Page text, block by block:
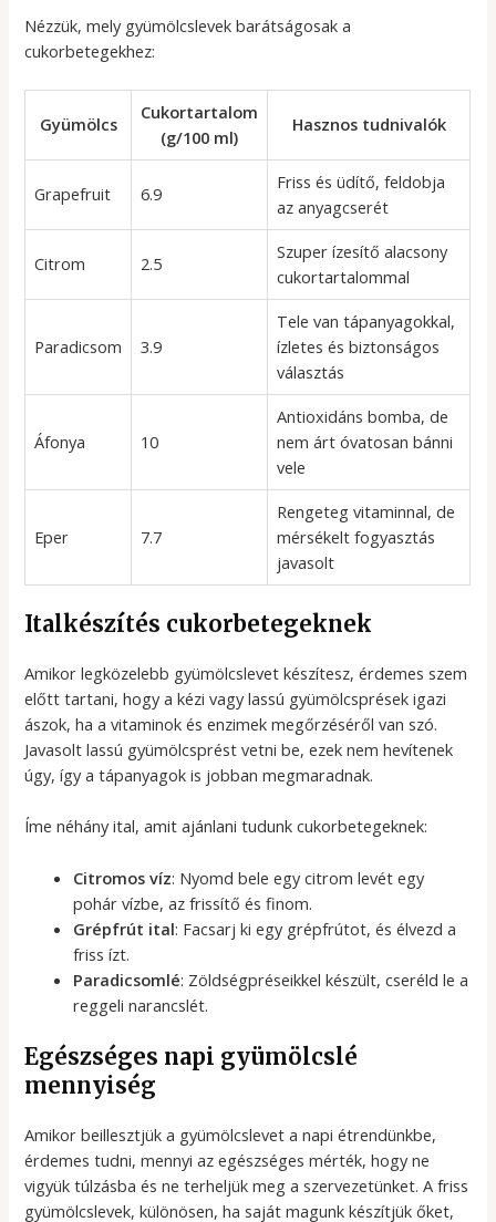
Nézzük, mely gyümölcslevek barátságosak a
cukorbetegekhez:
Gyümölcs
Cukortartalom
(g/100 ml)
Hasznos tudnivalók
Grapefruit 6.9
Friss és üdítő, feldobja
az anyagcserét
Citrom 2.5
Szuper ízesítő alacsony
cukortartalommal
Paradicsom 3.9
Tele van tápanyagokkal,
ízletes és biztonságos
választás
Áfonya 10
Antioxidáns bomba, de
nem árt óvatosan bánni
vele
Eper 7.7
Rengeteg vitaminnal, de
mérsékelt fogyasztás
javasolt
Italkészítés cukorbetegeknek
Amikor legközelebb gyümölcslevet készítesz, érdemes szem
előtt tartani, hogy a kézi vagy lassú gyümölcsprések igazi
ászok, ha a vitaminok és enzimek megőrzéséről van szó.
Javasolt lassú gyümölcsprést vetni be, ezek nem hevítenek
úgy, így a tápanyagok is jobban megmaradnak.
Íme néhány ital, amit ajánlani tudunk cukorbetegeknek:
Citromos víz: Nyomd bele egy citrom levét egy
pohár vízbe, az frissítő és finom.
Grépfrút ital: Facsarj ki egy grépfrútot, és élvezd a
friss ízt.
Paradicsomlé: Zöldségpréseikkel készült, cseréld le a
reggeli narancslét.
Egészséges napi gyümölcslé
mennyiség
Amikor beillesztjük a gyümölcslevet a napi étrendünkbe,
érdemes tudni, mennyi az egészséges mérték, hogy ne
vigyük túlzásba és ne terheljük meg a szervezetünket. A friss
gyümölcslevek, különösen, ha saját magunk készítjük őket,